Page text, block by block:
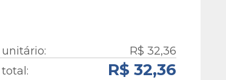
R$ 32,36
R$ 32,36